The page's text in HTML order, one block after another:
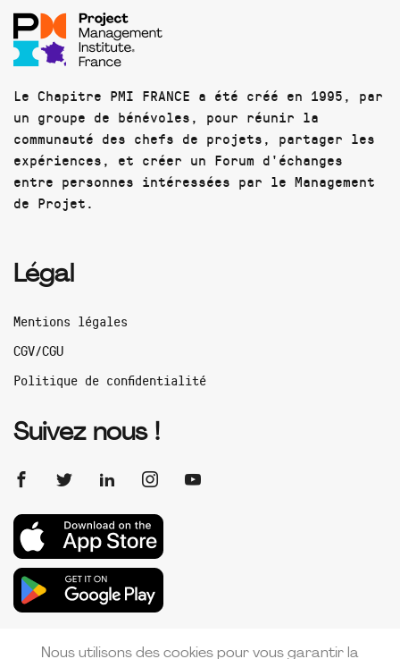
Le Chapitre PMI FRANCE a été créé en 1995, par
un groupe de bénévoles, pour réunir la
communauté des chefs de projets, partager les
expériences, et créer un Forum d'échanges
entre personnes intéressées par le Management
de Projet.
Légal
Mentions légales
CGV/CGU
Politique de confidentialité
Suivez nous !
Nous utilisons des cookies pour vous garantir la